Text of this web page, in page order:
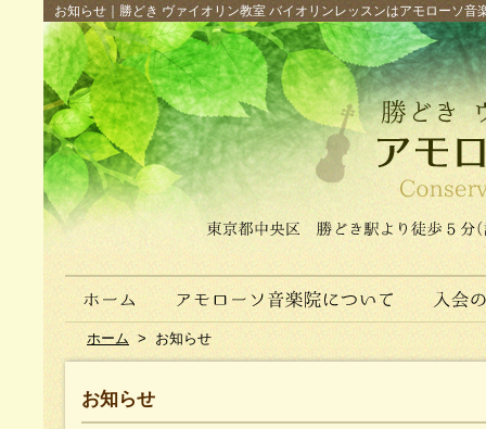
お知らせ｜勝どき ヴァイオリン教室 バイオリンレッスンはアモローソ
ホーム > お知らせ
お知らせ